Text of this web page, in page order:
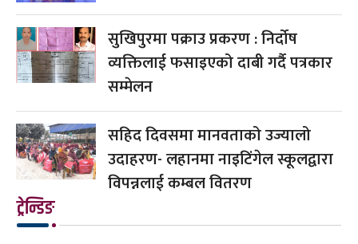
सुखिपुरमा पक्राउ प्रकरण : निर्दोष
व्यक्तिलाई फसाइएको दाबी गर्दै पत्रकार
सम्मेलन
सहिद दिवसमा मानवताको उज्यालो
उदाहरण- लहानमा नाइटिंगेल स्कूलद्वारा
विपन्नलाई कम्बल वितरण
ट्रेन्डिङ